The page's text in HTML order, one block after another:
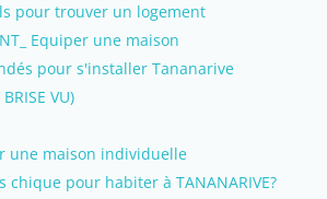
pour trouver un logement
Equiper une maison
pour s'installer Tananarive
VU)
une maison individuelle
pour habiter à TANANARIVE?